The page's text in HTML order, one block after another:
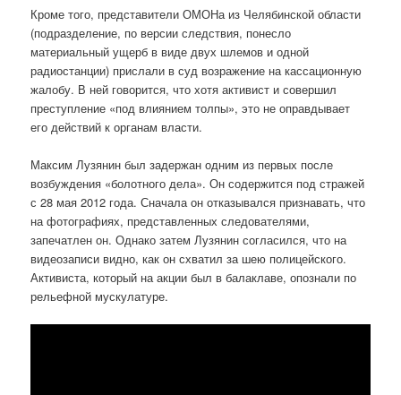
Кроме того, представители ОМОНа из Челябинской области
(подразделение, по версии следствия, понесло
материальный ущерб в виде двух шлемов и одной
радиостанции) прислали в суд возражение на кассационную
жалобу. В ней говорится, что хотя активист и совершил
преступление «под влиянием толпы», это не оправдывает
его действий к органам власти.
Максим Лузянин был задержан одним из первых после
возбуждения «болотного дела». Он содержится под стражей
с 28 мая 2012 года. Сначала он отказывался признавать, что
на фотографиях, представленных следователями,
запечатлен он. Однако затем Лузянин согласился, что на
видеозаписи видно, как он схватил за шею полицейского.
Активиста, который на акции был в балаклаве, опознали по
рельефной мускулатуре.